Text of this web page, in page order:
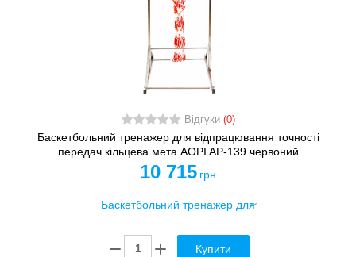
Відгуки (0)
Баскетбольний тренажер для відпрацювання точності
передач кільцева мета AOPI AP-139 червоний
10 715 грн
Купити